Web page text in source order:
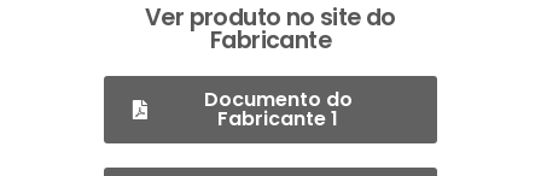
Ver produto no site do
Fabricante
Documento do
Fabricante 1